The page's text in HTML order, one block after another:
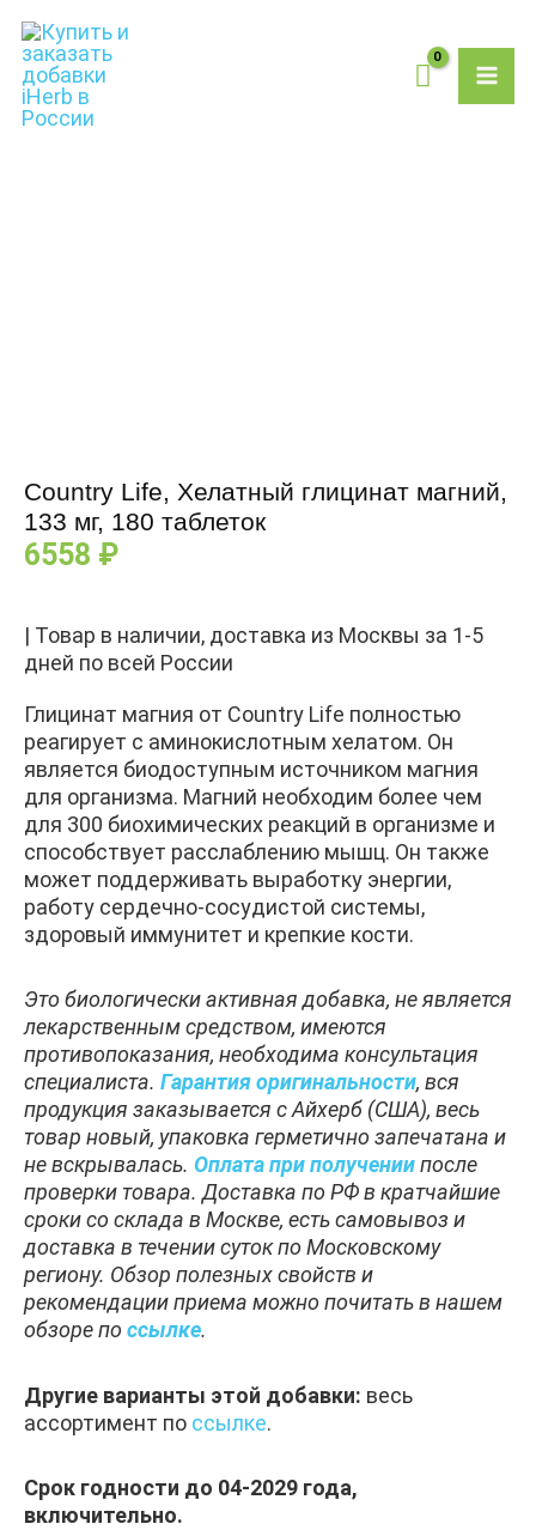
содержимому
Country Life, Хелатный глицинат магний,
133 мг, 180 таблеток
6558 ₽
| Товар в наличии, доставка из Москвы за 1-5
дней по всей России
Глицинат магния от Country Life полностью
реагирует с аминокислотным хелатом. Он
является биодоступным источником магния
для организма. Магний необходим более чем
для 300 биохимических реакций в организме и
способствует расслаблению мышц. Он также
может поддерживать выработку энергии,
работу сердечно-сосудистой системы,
здоровый иммунитет и крепкие кости.
Это биологически активная добавка, не является
лекарственным средством, имеются
противопоказания, необходима консультация
специалиста. Гарантия оригинальности, вся
продукция заказывается с Айхерб (США), весь
товар новый, упаковка герметично запечатана и
не вскрывалась. Оплата при получениипосле
проверки товара. Доставка по РФ в кратчайшие
сроки со склада в Москве, есть самовывоз и
доставка в течении суток по Московскому
региону. Обзор полезных свойств и
рекомендации приема можно почитать в нашем
обзоре по ссылке.
Другие варианты этой добавки: весь
ассортимент по ссылке.
Срок годности до 04-2029 года,
включительно.